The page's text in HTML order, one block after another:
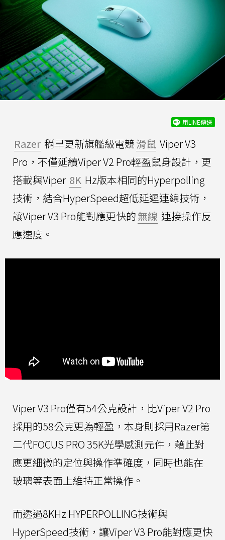
用LINE傳送
Razer 稍早更新旗艦級電競滑鼠 Viper V3
Pro，不僅延續Viper V2 Pro輕盈鼠身設計，更
搭載與Viper 8K Hz版本相同的Hyperpolling
技術，結合HyperSpeed超低延遲連線技術，
讓Viper V3 Pro能對應更快的無線 連接操作反
應速度。
Viper V3 Pro僅有54公克設計，比Viper V2 Pro
採用的58公克更為輕盈，本身則採用Razer第
二代FOCUS PRO 35K光學感測元件，藉此對
應更細微的定位與操作準確度，同時也能在
玻璃等表面上維持正常操作。
而透過8KHz HYPERPOLLING技術與
HyperSpeed技術，讓Viper V3 Pro能對應更快